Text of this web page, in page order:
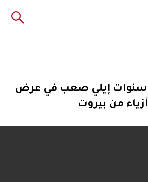
بعد انقطاع 5 سنوات إيلي صعب في عرض
أزياء من بيروت